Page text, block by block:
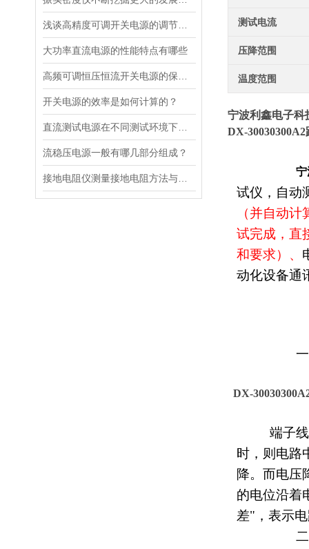
大功率直流电源的性能特点有哪些
开关电源的效率是如何计算的？
流稳压电源一般有哪几部分组成？
测试电流
压降范围
温度范围
宁波利鑫电子科
DX-30030
宁
试仪，自动
（并自动
试完成，直
和要求）、
动化设备通
一
DX-30030
端子
时，则电路
降。而电压
的电位沿着
差" ，表示
二